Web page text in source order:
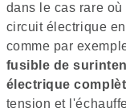
dans le cas rare
circuit électrique
comme par
fusible de
électrique
tension et